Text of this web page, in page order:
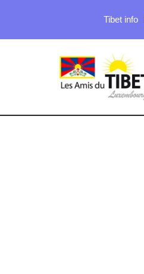
Tibet info